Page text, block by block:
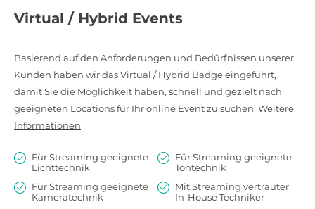
Virtual / Hybrid Events
Basierend auf den Anforderungen und Bedürfnissen unserer
Kunden haben wir das Virtual / Hybrid Badge eingeführt,
damit Sie die Möglichkeit haben, schnell und gezielt nach
geeigneten Locations für Ihr online Event zu suchen. Weitere
Informationen
Für Streaming geeignete
Lichttechnik
Für Streaming geeignete
Tontechnik
Für Streaming geeignete
Kameratechnik
Mit Streaming vertrauter
In-House Techniker